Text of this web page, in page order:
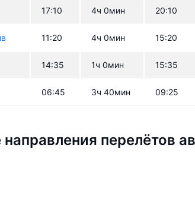
17:10 4ч 0мин 20:10
11:20 4ч 0мин 15:20
14:35 1ч 0мин 15:35
06:45 3ч 40мин 09:25
перелётов